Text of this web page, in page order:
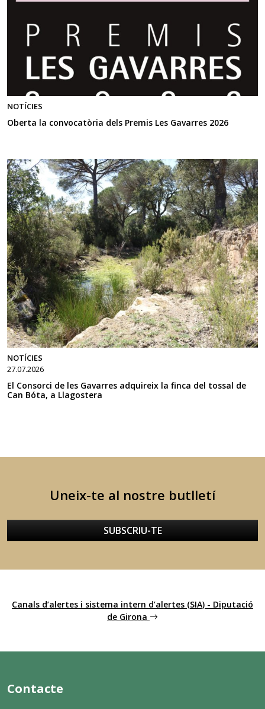
NOTÍCIES
Oberta la convocatòria dels Premis Les Gavarres 2026
NOTÍCIES
27.07.2026
El Consorci de les Gavarres adquireix la finca del tossal de
Can Bóta, a Llagostera
Uneix-te al nostre butlletí
SUBSCRIU-TE
Canals d’alertes i sistema intern d’alertes (SIA) - Diputació
de Girona
Contacte